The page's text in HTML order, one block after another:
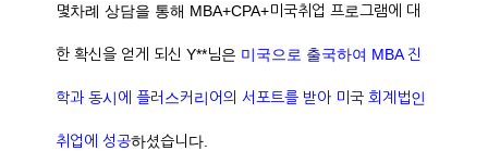
몇차례 상담을 통해 MBA+CPA+미국취업 프로그램에 대
한 확신을 얻게 되신 Y**님은 미국으로 출국하여 MBA 진
학과 동시에 플러스커리어의 서포트를 받아 미국 회계법인
취업에 성공하셨습니다.